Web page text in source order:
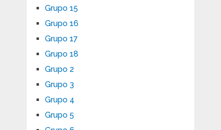
Grupo 15
Grupo 16
Grupo 17
Grupo 18
Grupo 2
Grupo 3
Grupo 4
Grupo 5